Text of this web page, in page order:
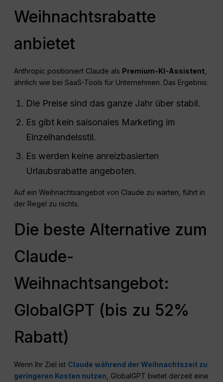
Weihnachtsrabatte
anbietet
Anthropic positioniert Claude als Premium-KI-Assistent
ähnlich wie bei SaaS-Tools für Unternehmen. Das Ergebnis:
Die Preise sind das ganze Jahr über stabil.
Es gibt kein saisonales Marketing im
Einzelhandelsstil.
Es werden keine anreizbasierten
Urlaubsrabatte angeboten.
Auf ein Weihnachtsangebot von Claude zu warten, führt in
der Regel zu nichts.
Die beste Alternative zum
Claude-
Weihnachtsangebot:
GlobalGPT (bis zu 52%
Rabatt)
Wenn Ihr Ziel ist Claude während der Weihnachtszeit zu
geringeren Kosten nutzen, GlobalGPT bietet derzeit eine